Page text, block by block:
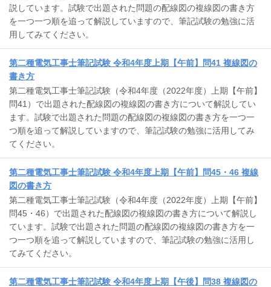
説しています。試験で出題された問題の配線図の複線図の書き方
を一つ一つ順を追って解説していますので、筆記試験の勉強に活
用してみてください。
第二種電気工事士筆記試験 令和4年度上期【午前】問41 複線図の
書き方
第二種電気工事士筆記試験（令和4年度（2022年度）上期【午前】
問41）で出題された配線図の複線図の書き方について解説してい
ます。試験で出題された問題の配線図の複線図の書き方を一つ一
つ順を追って解説していますので、筆記試験の勉強に活用してみ
てください。
第二種電気工事士筆記試験 令和4年度上期【午前】問45・46 複線
図の書き方
第二種電気工事士筆記試験（令和4年度（2022年度）上期【午前】
問45・46）で出題された配線図の複線図の書き方について解説し
ています。試験で出題された問題の配線図の複線図の書き方を一
つ一つ順を追って解説していますので、筆記試験の勉強に活用し
てみてください。
第二種電気工事士筆記試験 令和4年度上期【午後】問38 複線図の